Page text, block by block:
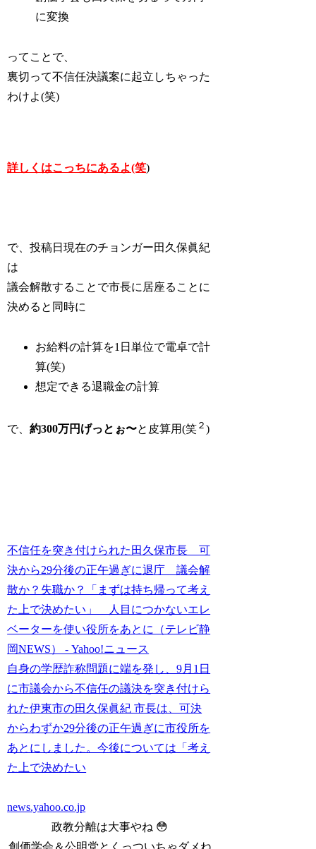
に変換
ってことで、
裏切って不信任決議案に起立しちゃった
わけよ(笑)
詳しくはこっちにあるよ(笑)
で、投稿日現在のチョンガー田久保眞紀
は
議会解散することで市長に居座ることに
決めると同時に
お給料の計算を1日単位で電卓で計
算(笑)
想定できる退職金の計算
で、約300万円げっとぉ〜と皮算用(笑 ２)
不信任を突き付けられた田久保市長 可
決から29分後の正午過ぎに退庁 議会解
散か？失職か？「まずは持ち帰って考え
た上で決めたい」 人目につかないエレ
ベーターを使い役所をあとに（テレビ静
岡NEWS） - Yahoo!ニュース
自身の学歴詐称問題に端を発し、9月1日
に市議会から不信任の議決を突き付けら
れた伊東市の田久保眞紀 市長は、可決
からわずか29分後の正午過ぎに市役所を
あとにしました。今後については「考え
た上で決めたい
news.yahoo.co.jp
政教分離は大事やね 😳
創価学会＆公明党とくっついちゃダメね